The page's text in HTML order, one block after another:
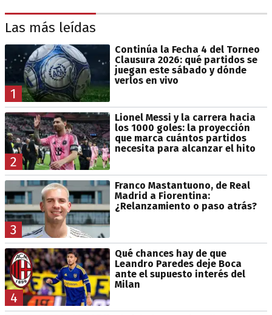
Las más leídas
1
Continúa la Fecha 4 del Torneo
Clausura 2026: qué partidos se
juegan este sábado y dónde
verlos en vivo
2
Lionel Messi y la carrera hacia
los 1000 goles: la proyección
que marca cuántos partidos
necesita para alcanzar el hito
3
Franco Mastantuono, de Real
Madrid a Fiorentina:
¿Relanzamiento o paso atrás?
4
Qué chances hay de que
Leandro Paredes deje Boca
ante el supuesto interés del
Milan